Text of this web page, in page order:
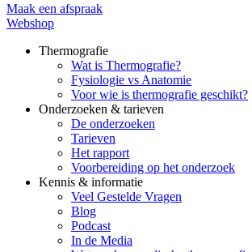
Maak een afspraak
Webshop
Thermografie
Wat is Thermografie?
Fysiologie vs Anatomie
Voor wie is thermografie geschikt?
Onderzoeken & tarieven
De onderzoeken
Tarieven
Het rapport
Voorbereiding op het onderzoek
Kennis & informatie
Veel Gestelde Vragen
Blog
Podcast
In de Media